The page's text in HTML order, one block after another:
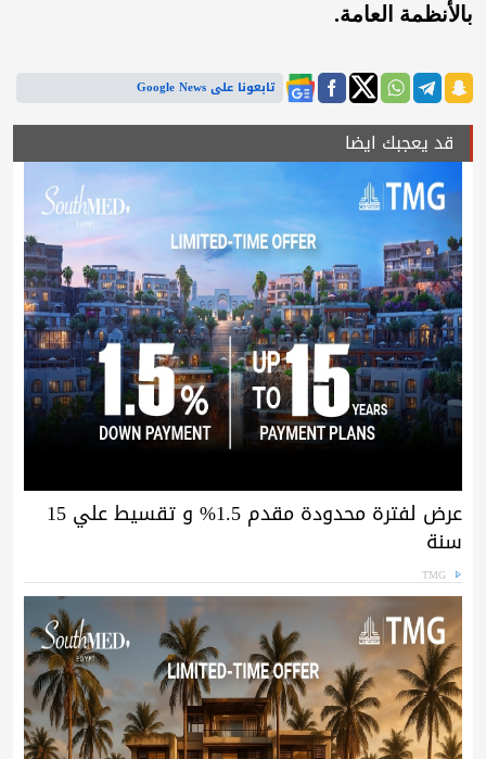
بالأنظمة العامة.
تابعونا على Google News
قد يعجبك ايضا
عرض لفترة محدودة مقدم 1.5% و تقسيط علي 15
سنة
TMG